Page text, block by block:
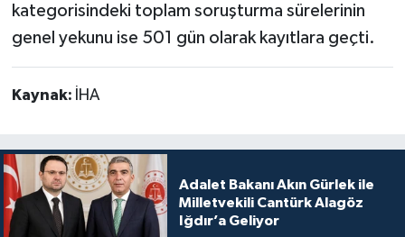
kategorisindeki toplam soruşturma sürelerinin
genel yekunu ise 501 gün olarak kayıtlara geçti.
Kaynak: İHA
Adalet Bakanı Akın Gürlek ile
Milletvekili Cantürk Alagöz
Iğdır’a Geliyor